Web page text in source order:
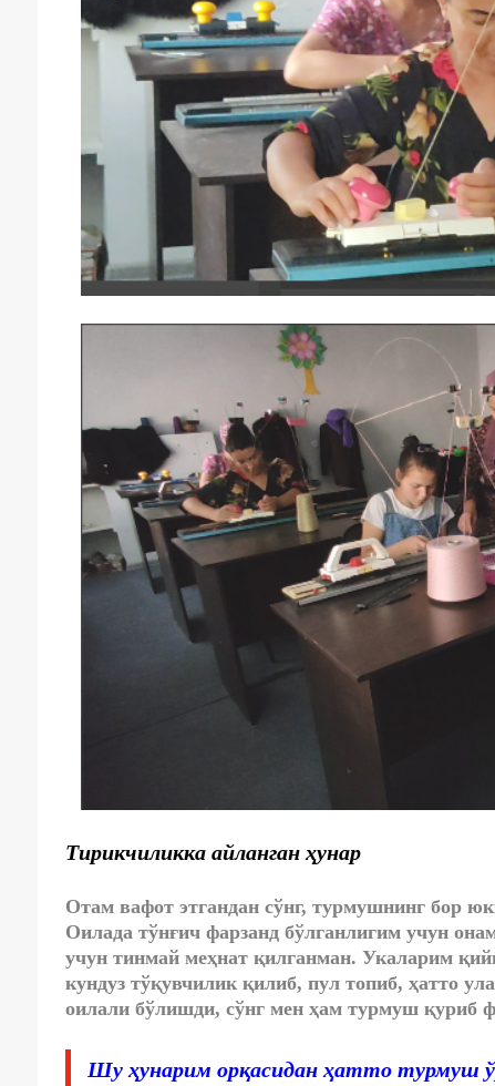
Тирикчиликка айланган ҳунар
Отам вафот этгандан сўнг, турмушнинг бор
Оилада тўнғич фарзанд бўлганлигим учун
учун тинмай меҳнат қилганман. Укаларим
кундуз тўқувчилик қилиб, пул топиб, ҳатто
оилали бўлишди, сўнг мен ҳам турмуш қуриб
Шу ҳунарим орқасидан ҳатто турмуш